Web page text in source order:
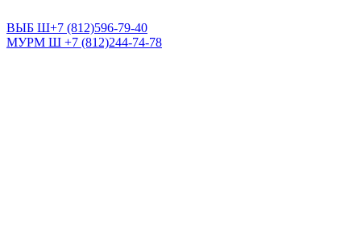
ВЫБ Ш+7 (812)596-79-40
МУРМ Ш +7 (812)244-74-78